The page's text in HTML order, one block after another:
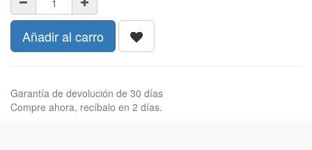
Añadir al carro
Garantía de devolución de 30 días
Compre ahora, recíbalo en 2 días.